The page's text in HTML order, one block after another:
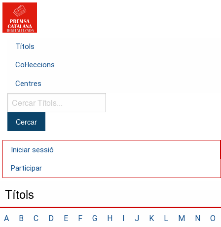
Títols
Col·leccions
Centres
Cercar
Títols...
Iniciar sessió
Participar
Títols
A B C D E F G H I J K L M N
O